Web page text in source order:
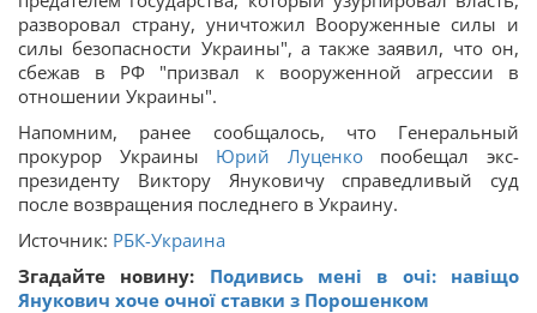
разворовал страну, уничтожил Вооруженные силы и
силы безопасности Украины", а также заявил, что он,
сбежав в РФ "призвал к вооруженной агрессии в
отношении Украины".
Напомним, ранее сообщалось, что Генеральный
прокурор Украины Юрий Луценкопообещал экс-
президенту Виктору Януковичу справедливый суд
после возвращения последнего в Украину.
Источник: РБК-Украина
Згадайте новину: Подивись мені в очі: навіщо
Янукович хоче очної ставки з Порошенком